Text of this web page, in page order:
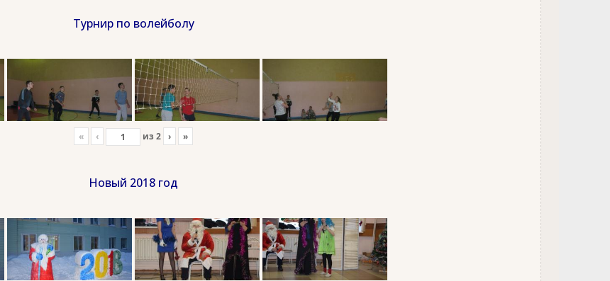
Турнир по волейболу
« ‹ из 2 › »
Новый 2018 год